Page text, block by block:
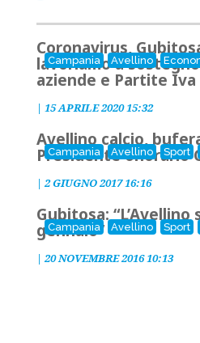
Campania Avellino
Coronavirus,
lavoriamo a
aziende e Partite Iva
| 15 APRILE 2020 15:32
Campania Avellino Sport
Avellino calcio,
Presidente onorario
| 2 GIUGNO 2017 16:16
Campania Avellino Sport
Gubitosa:
gennaio”
| 20 NOVEMBRE 2016 10:13